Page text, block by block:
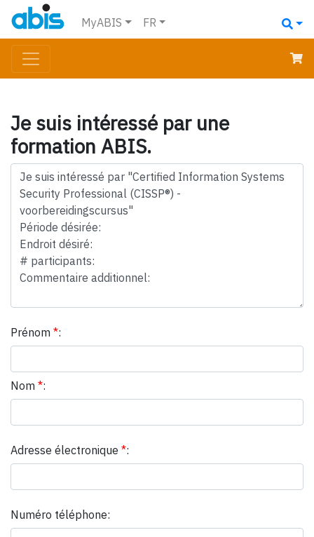
MyABIS FR
Je suis intéressé par une
formation ABIS.
Prénom *:
Nom *:
Adresse électronique *:
Numéro téléphone: